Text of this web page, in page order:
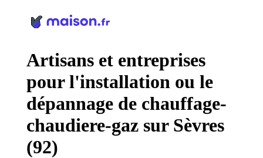
Artisans et entreprises
pour l'installation ou le
dépannage de chauffage-
chaudiere-gaz sur Sèvres
(92)